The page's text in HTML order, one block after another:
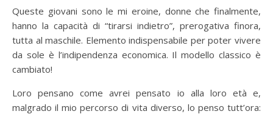
Queste giovani sono le mi eroine, donne che finalmente,
hanno la capacità di “tirarsi indietro”, prerogativa finora,
tutta al maschile. Elemento indispensabile per poter vivere
da sole è l’indipendenza economica. Il modello classico è
cambiato!
Loro pensano come avrei pensato io alla loro età e,
malgrado il mio percorso di vita diverso, lo penso tutt’ora: